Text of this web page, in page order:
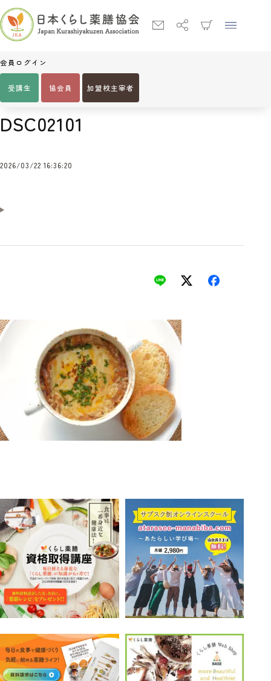
会員ログイン
受講生 協会員 加盟校主宰者
Home DSC02101
DSC02101
2026/03/22 16:36:20